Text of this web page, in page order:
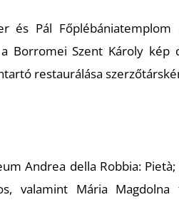
és Pál Főplébániatemplom
a Borromei Szent Károly
restaurálása
Andrea della Robbia: Pietà
, valamint Mária Magdolna